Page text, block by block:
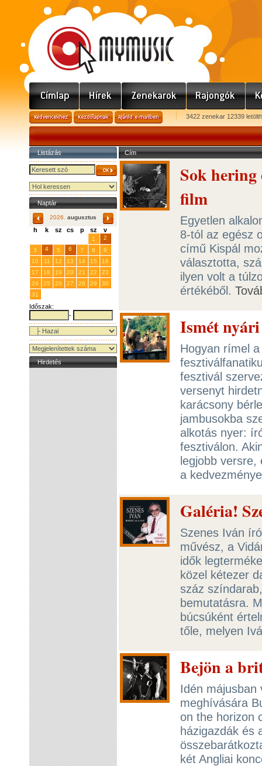
3422 zenekar 12339
Listázás
Naptár
2026. augusztus
h k sz cs p sz v
1
2
3
4 5 6 7 8
9
10
11 12 13 14 15
16
17
18 19 20 21 22
23
24
25 26 27 28 29
30
31
Időszak:
-
Hirdetés
Cím
Sok
film
Egyetlen
8-tól az egész
című Kispál
választotta,
ilyen volt a
értékéből.
Ismét
Hogyan rímel a
fesztivál
versenyt
karácsony
jambusokba
alkotás nyer:
fesztiválon.
legjobb versre,
a
Galéria!
Szenes Iván
művész, a
idők
közel kétezer
száz
bemutatásra.
búcsúként
tőle, melyen
Bejön a
Idén májusban
meghívására
on the horizon
házigazdák és
két Angliai